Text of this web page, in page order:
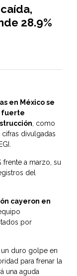
28.9%
en México se
fuerte
, como
divulgadas
frente a marzo, su
del
cayeron en
por
un duro golpe en
para frenar la
una aguda